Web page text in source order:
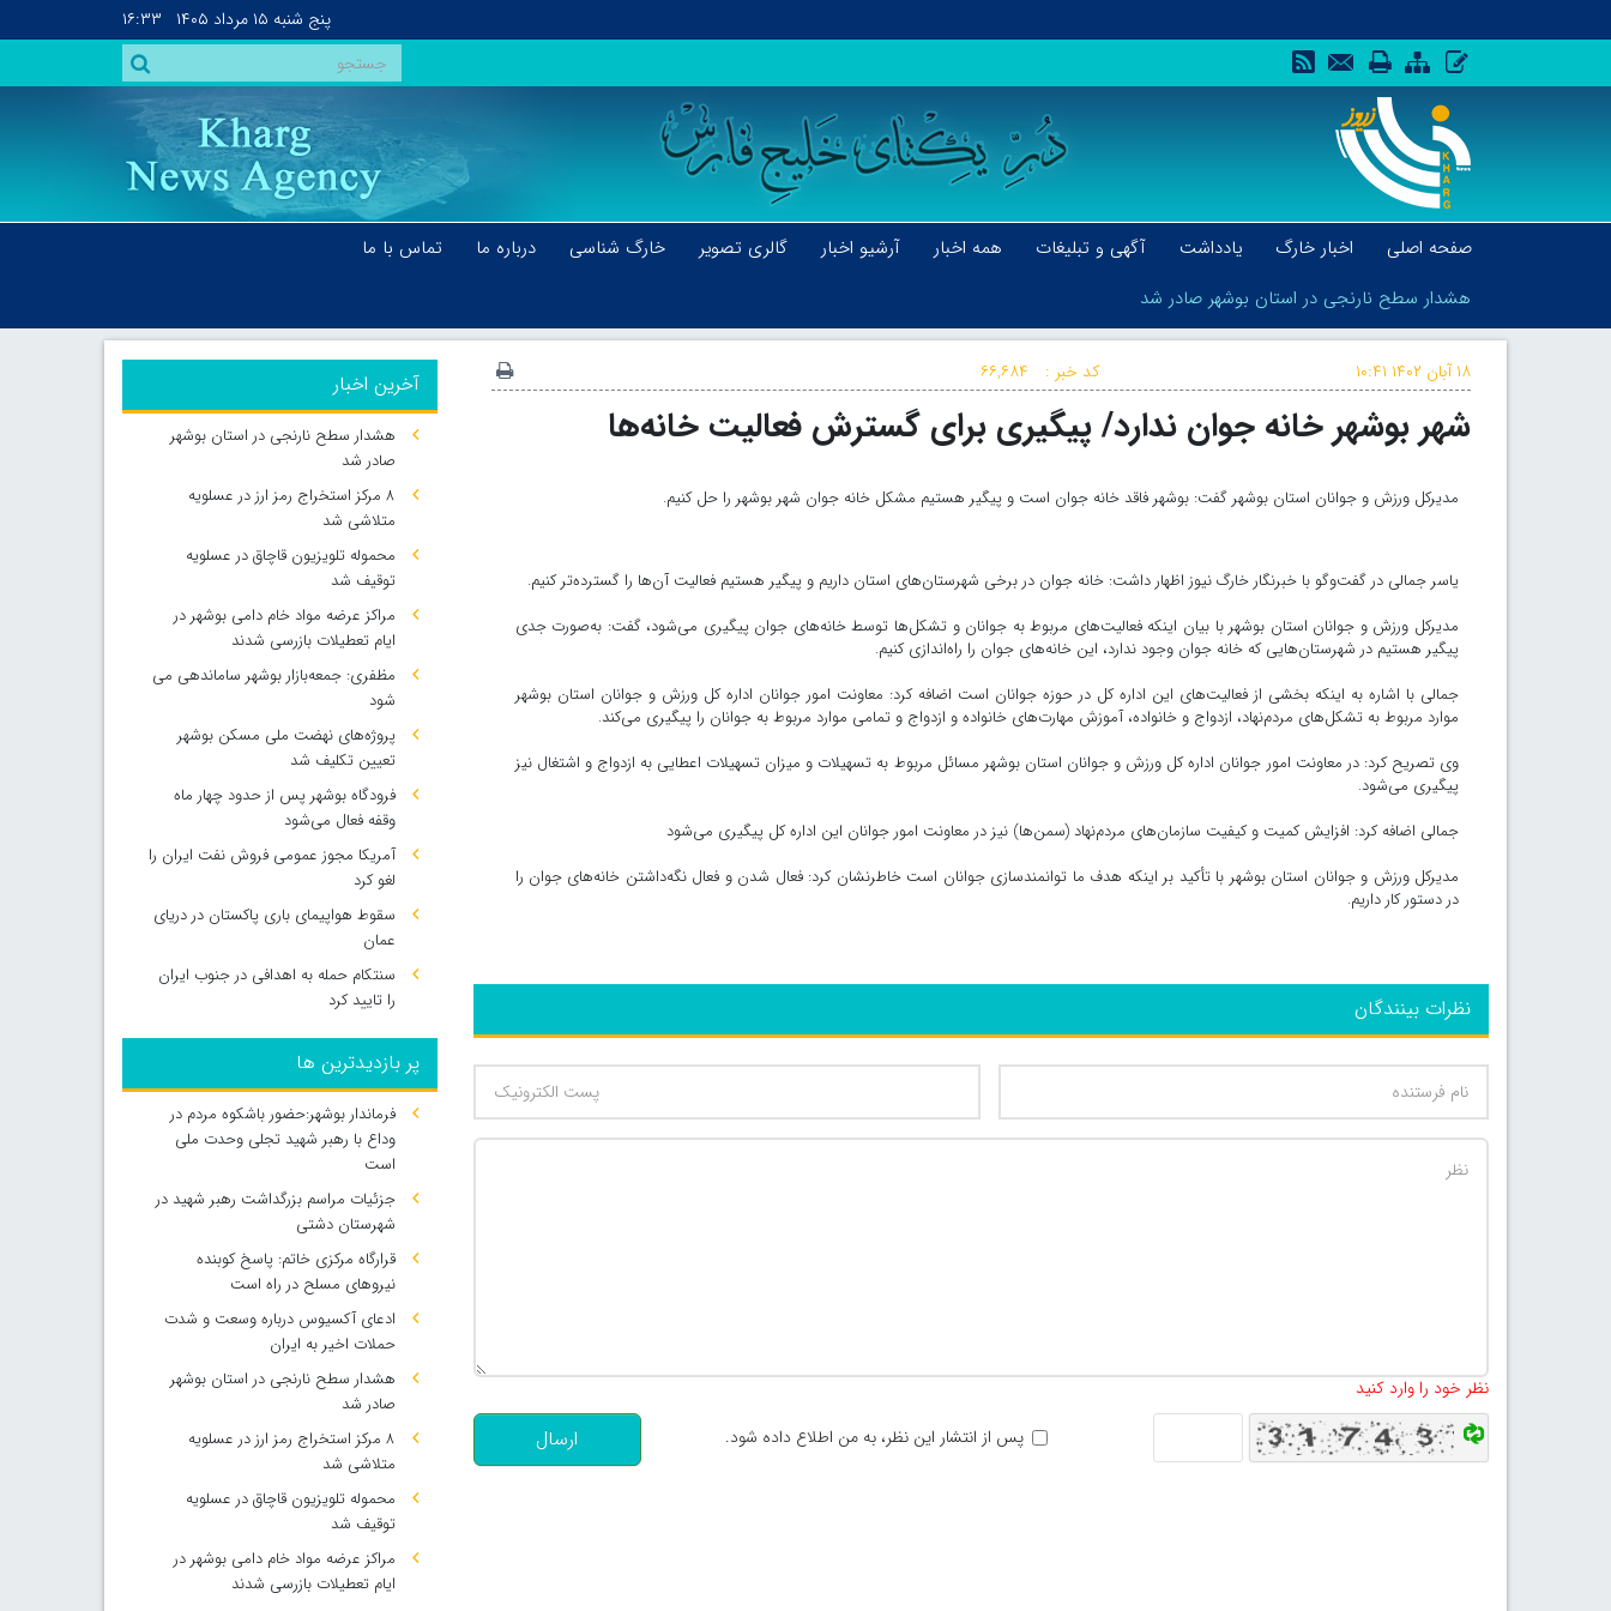
پنج شنبه ۱۵ مرداد ۱۴۰۵ ۱۶:۳۳
صفحه اصلی اخبار خارگ یادداشت آگهی و تبلیغات همه اخبار آرشیو اخبار گالری تصویر خارگ شناسی درباره ما
تماس با ما
هشدار سطح نارنجی در استان بوشهر صادر شد
هشدار سطح نارنجی در استان بوشهر صادر شد
کد خبر : ۶۶,۶۸۴ ۱۸ آبان ۱۴۰۲ ۱۰:۴۱
شهر بوشهر خانه جوان ندارد/ پیگیری برای گسترش فعالیت خانه‌ها
مدیرکل ورزش و جوانان استان بوشهر گفت: بوشهر فاقد خانه جوان است و پیگیر هستیم مشکل خانه جوان شهر بوشهر را حل کنیم.
یاسر جمالی در گفت‌وگو با خبرنگار خارگ نیوز اظهار داشت: خانه جوان در برخی شهرستان‌های استان داریم و پیگیر هستیم فعالیت آن‌ها را گسترده‌تر کنیم.
مدیرکل ورزش و جوانان استان بوشهر با بیان اینکه فعالیت‌های مربوط به جوانان و تشکل‌ها توسط خانه‌های جوان پیگیری می‌شود، گفت: به‌صورت جدی
پیگیر هستیم در شهرستان‌هایی که خانه جوان وجود ندارد، این خانه‌های جوان را راه‌اندازی کنیم.
جمالی با اشاره به اینکه بخشی از فعالیت‌های این اداره کل در حوزه جوانان است اضافه کرد: معاونت امور جوانان اداره کل ورزش و جوانان استان بوشهر
موارد مربوط به تشکل‌های مردم‌نهاد، ازدواج و خانواده، آموزش مهارت‌های خانواده و ازدواج و تمامی موارد مربوط به جوانان را پیگیری می‌کند.
وی تصریح کرد: در معاونت امور جوانان اداره کل ورزش و جوانان استان بوشهر مسائل مربوط به تسهیلات و میزان تسهیلات اعطایی به ازدواج و اشتغال نیز
پیگیری می‌شود.
جمالی اضافه کرد: افزایش کمیت و کیفیت سازمان‌های مردم‌نهاد (سمن‌ها) نیز در معاونت امور جوانان این اداره کل پیگیری می‌شود
مدیرکل ورزش و جوانان استان بوشهر با تأکید بر اینکه هدف ما توانمندسازی جوانان است خاطرنشان کرد: فعال شدن و فعال نگه‌داشتن خانه‌های جوان را
در دستور کار داریم.
نظرات بینندگان
نظر خود را وارد کنید
پس از انتشار این نظر، به من اطلاع داده شود.
ارسال
آخرین اخبار
هشدار سطح نارنجی در استان بوشهر
صادر شد
۸ مرکز استخراج رمز ارز در عسلویه
متلاشی شد
محموله تلویزیون قاچاق در عسلویه
توقیف شد
مراکز عرضه مواد خام دامی بوشهر در
ایام تعطیلات بازرسی شدند
مظفری: جمعه‌بازار بوشهر ساماندهی می‌
شود
پروژه‌های نهضت ملی مسکن بوشهر
تعیین تکلیف شد
فرودگاه بوشهر پس از حدود چهار ماه
وقفه فعال می‌شود
آمریکا مجوز عمومی فروش نفت ایران را
لغو کرد
سقوط هواپیمای باری پاکستان در دریای
عمان
سنتکام حمله به اهدافی در جنوب ایران
را تایید کرد
پر بازدیدترین ها
فرماندار بوشهر:حضور باشکوه مردم در
وداع با رهبر شهید تجلی وحدت ملی
است
جزئیات مراسم بزرگداشت رهبر شهید در
شهرستان دشتی
قرارگاه مرکزی خاتم: پاسخ کوبنده
نیروهای مسلح در راه است
ادعای آکسیوس درباره وسعت و شدت
حملات اخیر به ایران
هشدار سطح نارنجی در استان بوشهر
صادر شد
۸ مرکز استخراج رمز ارز در عسلویه
متلاشی شد
محموله تلویزیون قاچاق در عسلویه
توقیف شد
مراکز عرضه مواد خام دامی بوشهر در
ایام تعطیلات بازرسی شدند